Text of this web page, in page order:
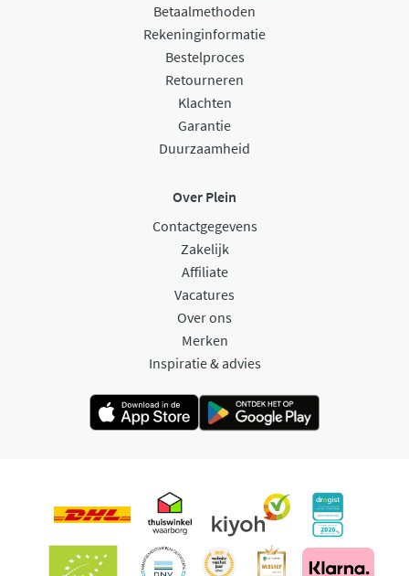
Betaalmethoden
Rekeninginformatie
Bestelproces
Retourneren
Klachten
Garantie
Duurzaamheid
Over Plein
Contactgegevens
Zakelijk
Affiliate
Vacatures
Over ons
Merken
Inspiratie & advies